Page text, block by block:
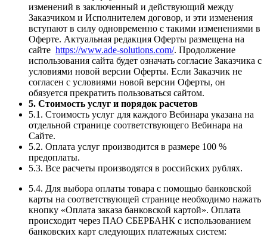
изменений в заключенный и действующий между
Заказчиком и Исполнителем договор, и эти изменения
вступают в силу одновременно с такими изменениями в
Оферте. Актуальная редакция Оферты размещена на
сайте https://www.ade-solutions.com/. Продолжение
использования сайта будет означать согласие Заказчика с
условиями новой версии Оферты. Если Заказчик не
согласен с условиями новой версии Оферты, он
обязуется прекратить пользоваться сайтом.
5. Стоимость услуг и порядок расчетов
5.1. Стоимость услуг для каждого Вебинара указана на
отдельной странице соответствующего Вебинара на
Сайте.
5.2. Оплата услуг производится в размере 100 %
предоплаты.
5.3. Все расчеты производятся в российских рублях.
5.4. Для выбора оплаты товара с помощью банковской
карты на соответствующей странице необходимо нажать
кнопку «Оплата заказа банковской картой». Оплата
происходит через ПАО СБЕРБАНК с использованием
банковских карт следующих платежных систем: